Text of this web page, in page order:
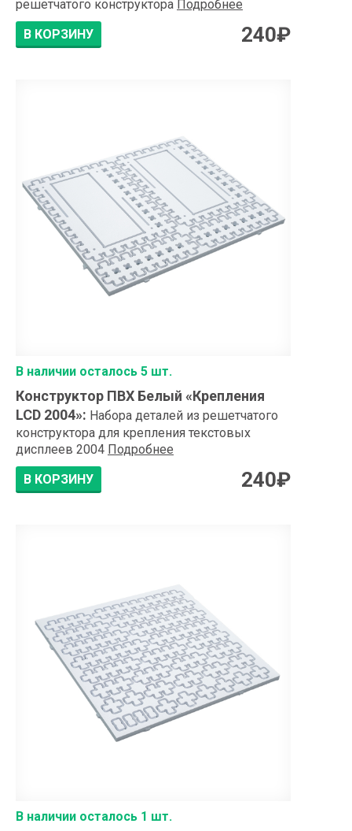
решетчатого конструктора Подробнее
В КОРЗИНУ
240₽
В наличии осталось 5 шт.
Конструктор ПВХ Белый «Крепления
LCD 2004»: Набора деталей из решетчатого
конструктора для крепления текстовых
дисплеев 2004 Подробнее
В КОРЗИНУ
240₽
В наличии осталось 1 шт.